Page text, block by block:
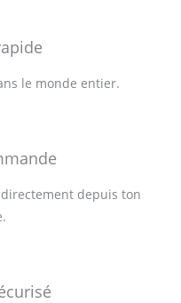
le monde entier.
depuis ton